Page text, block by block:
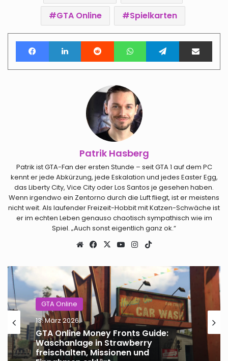
GTA Online
Spielkarten
FacebookLinkedIn Reddit WhatsAppTelegramTeile per E-Mail
Patrik Hasberg
Patrik ist GTA-Fan der ersten Stunde – seit GTA 1 auf dem PC
kennt er jede Abkürzung, jede Eskalation und jedes Easter Egg,
das Liberty City, Vice City oder Los Santos je gesehen haben.
Wenn irgendwo ein Zentorno durch die Luft fliegt, ist er meistens
nicht weit. Als laufender Freizeit-Hobbit mit Katzen-Schwäche ist
er im echten Leben genauso chaotisch sympathisch wie im
Spiel. „Auch sonst eigentlich ganz ok.“
Webseite
Facebook
X YouTubeInstagram
GTA Online
13. März 2026
GTA Online Money Fronts Guide:
Waschanlage in Strawberry
freischalten, Missionen und